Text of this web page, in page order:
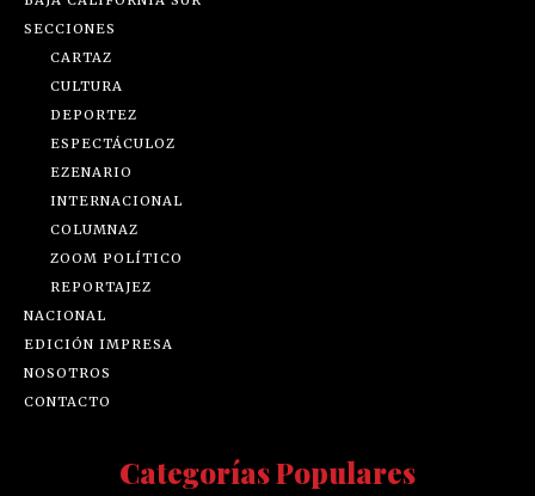
SECCIONES
CARTAZ
CULTURA
DEPORTEZ
ESPECTÁCULOZ
EZENARIO
INTERNACIONAL
COLUMNAZ
ZOOM POLÍTICO
REPORTAJEZ
NACIONAL
EDICIÓN IMPRESA
NOSOTROS
CONTACTO
Categorías Populares